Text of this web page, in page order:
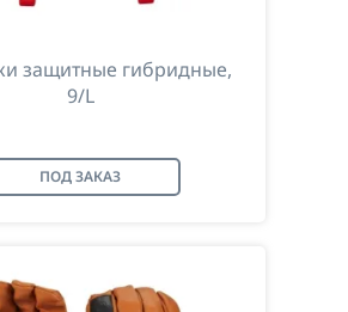
защитные гибридные,
9/L
ПОД ЗАКАЗ